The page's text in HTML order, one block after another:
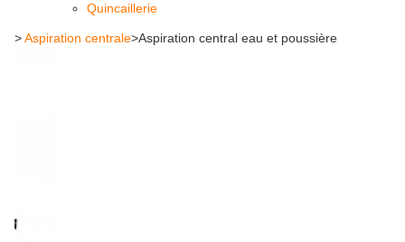
Quincaillerie
>Aspiration centrale>Aspiration central eau et poussière